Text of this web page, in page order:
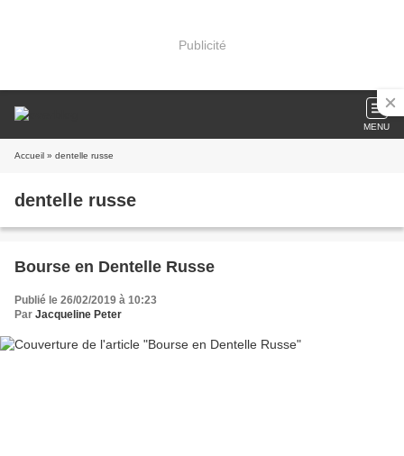
Publicité
MENU
Accueil » dentelle russe
dentelle russe
Bourse en Dentelle Russe
Publié le 26/02/2019 à 10:23
Par Jacqueline Peter